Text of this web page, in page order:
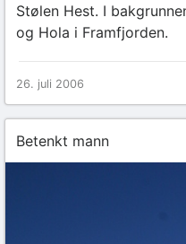
Stølen Hest. I
og Hola i Framfjorden.
26. juli 2006
Betenkt mann